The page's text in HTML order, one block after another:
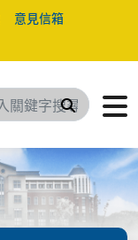
意見信箱
搜尋